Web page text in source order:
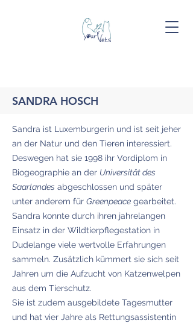
SANDRA HOSCH
Sandra ist Luxemburgerin und ist seit jeher
an der Natur und den Tieren interessiert.
Deswegen hat sie 1998 ihr Vordiplom in
Biogeographie an der Universität des
Saarlandes abgeschlossen und später
unter anderem für Greenpeace gearbeitet.
Sandra konnte durch ihren jahrelangen
Einsatz in der Wildtierpflegestation in
Dudelange viele wertvolle Erfahrungen
sammeln. Zusätzlich kümmert sie sich seit
Jahren um die Aufzucht von Katzenwelpen
aus dem Tierschutz.
Sie ist zudem ausgebildete Tagesmutter
und hat vier Jahre als Rettungsassistentin